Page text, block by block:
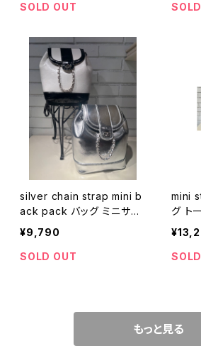
SOLD OUT
silver chain strap mini b
ack pack バッグ ミニサイ
ズ リュック シルバー チェー
¥9,790
SOLD OUT
mini
グ ト
トーン
実用的
もっと見る